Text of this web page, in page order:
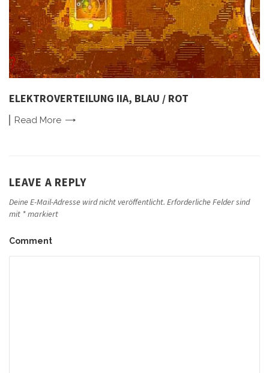
ELEKTROVERTEILUNG IIA, BLAU / ROT
Read More
LEAVE A REPLY
Deine E-Mail-Adresse wird nicht veröffentlicht. Erforderliche Felder sind
mit *markiert
Comment